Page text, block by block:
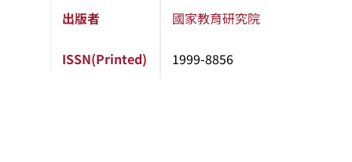
出版者 國家教育研究院
ISSN(Printed) 1999-8856